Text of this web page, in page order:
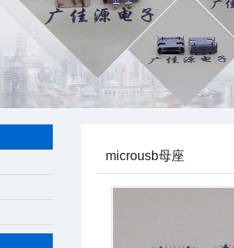
micro usb
mini usb
防水usb接口
轻触开关
microusb母座